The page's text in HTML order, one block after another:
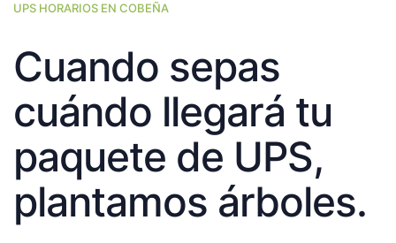
UPS HORARIOS EN COBEÑA
Cuando sepas
cuándo llegará tu
paquete de UPS,
plantamos árboles.